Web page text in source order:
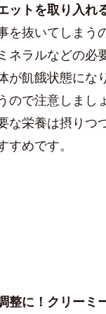
ットを取り入れ
を抜いてしまう
ネラルなどの必
が飢餓状態にな
ので注意しまし
な栄養は摂りつ
すめです。
整に！クリーミ